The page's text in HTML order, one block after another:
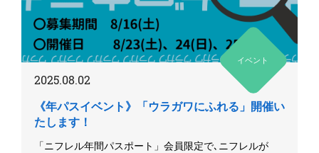
イベント
2025.08.02
《年パスイベント》「ウラガワにふれる」開催い
たします！
「ニフレル年間パスポート」会員限定で､ニフレルが